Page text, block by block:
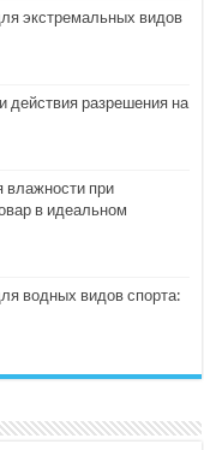
экстремальных видов
действия разрешения на
влажности при
в идеальном
водных видов спорта: